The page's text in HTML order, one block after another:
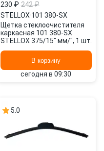
230 ₽ 242 ₽
STELLOX·101 380-SX
Щетка стеклоочистителя
каркасная 101 380-SX
STELLOX 375/15" мм/", 1 шт.
В корзину
сегодня в 09:30
5.0